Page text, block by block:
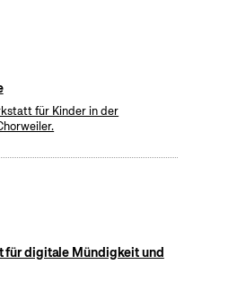
für Kinder in der
für digitale Mündigkeit und